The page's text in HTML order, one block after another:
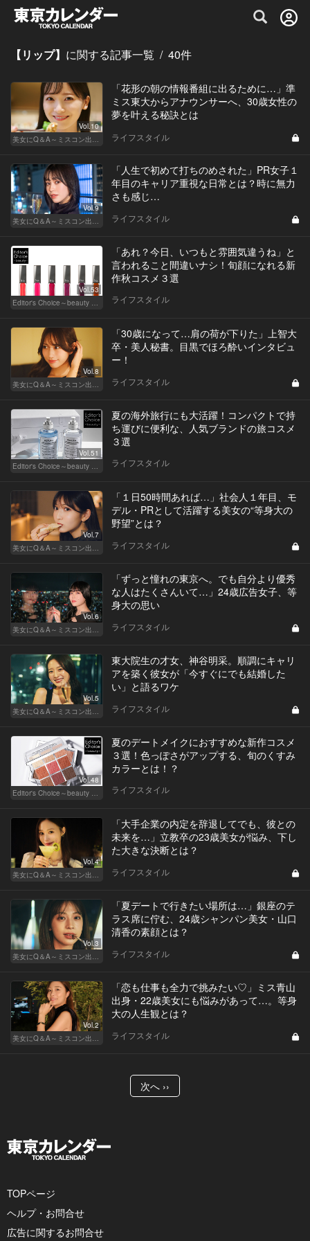
グルメ情報・プレミアムレストラン予約
【リップ】 に関する記事一覧 / 40件
Vol.10
美女にQ＆A～ミスコン出身者の幸福論～
「花形の朝の情報番組に出るために…」準
ミス東大からアナウンサーへ、30歳女性の
夢を叶える秘訣とは
ライフスタイル
Vol.9
美女にQ＆A～ミスコン出身者の幸福論～
「人生で初めて打ちのめされた」PR女子１
年目のキャリア重視な日常とは？時に無力
さも感じ…
ライフスタイル
Vol.53
Editor's Choice～beauty & wellness～
「あれ？今日、いつもと雰囲気違うね」と
言われること間違いナシ！旬顔になれる新
作秋コスメ３選
ライフスタイル
Vol.8
美女にQ＆A～ミスコン出身者の幸福論～
「30歳になって…肩の荷が下りた」上智大
卒・美人秘書。目黒でほろ酔いインタビュ
ー！
ライフスタイル
Vol.51
Editor's Choice～beauty & wellness～
夏の海外旅行にも大活躍！コンパクトで持
ち運びに便利な、人気ブランドの旅コスメ
３選
ライフスタイル
Vol.7
美女にQ＆A～ミスコン出身者の幸福論～
「１日50時間あれば…」社会人１年目、モ
デル・PRとして活躍する美女の“等身大の
野望”とは？
ライフスタイル
Vol.6
美女にQ＆A～ミスコン出身者の幸福論～
「ずっと憧れの東京へ。でも自分より優秀
な人はたくさんいて…」24歳広告女子、等
身大の思い
ライフスタイル
Vol.5
美女にQ＆A～ミスコン出身者の幸福論～
東大院生の才女、神谷明采。順調にキャリ
アを築く彼女が「今すぐにでも結婚した
い」と語るワケ
ライフスタイル
Vol.48
Editor's Choice～beauty & wellness～
夏のデートメイクにおすすめな新作コスメ
３選！色っぽさがアップする、旬のくすみ
カラーとは！？
ライフスタイル
Vol.4
美女にQ＆A～ミスコン出身者の幸福論～
「大手企業の内定を辞退してでも、彼との
未来を…」立教卒の23歳美女が悩み、下し
た大きな決断とは？
ライフスタイル
Vol.3
美女にQ＆A～ミスコン出身者の幸福論～
「夏デートで行きたい場所は…」銀座のテ
ラス席に佇む、24歳シャンパン美女・山口
清香の素顔とは？
ライフスタイル
Vol.2
美女にQ＆A～ミスコン出身者の幸福論～
「恋も仕事も全力で挑みたい♡」ミス青山
出身・22歳美女にも悩みがあって…。等身
大の人生観とは？
ライフスタイル
次へ ››
TOPページ
ヘルプ・お問合せ
広告に関するお問合せ